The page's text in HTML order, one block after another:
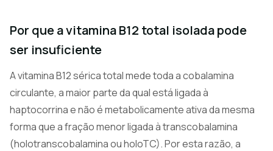
Por que a vitamina B12 total isolada pode
ser insuficiente
A vitamina B12 sérica total mede toda a cobalamina
circulante, a maior parte da qual está ligada à
haptocorrina e não é metabolicamente ativa da mesma
forma que a fração menor ligada à transcobalamina
(holotranscobalamina ou holoTC). Por esta razão, a